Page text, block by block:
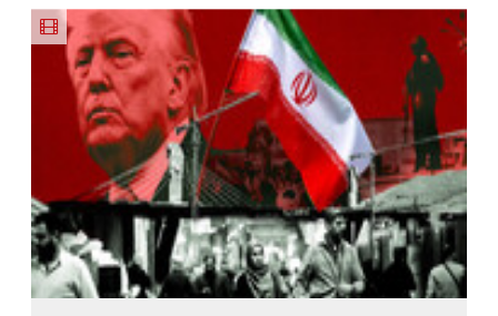
اروپا، سبک
و مقاوم |
پرداخت
قسطی
23 روزه
ساخت!
طبیعی!
ویزیت
رایگان+پرداخت
اقساطی😍
پرسشنامه و
دریافت راه
حل